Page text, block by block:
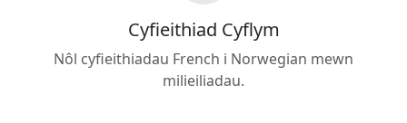
Cyfieithiad Cyflym
Nôl cyfieithiadau French i Norwegian mewn
milieiliadau.